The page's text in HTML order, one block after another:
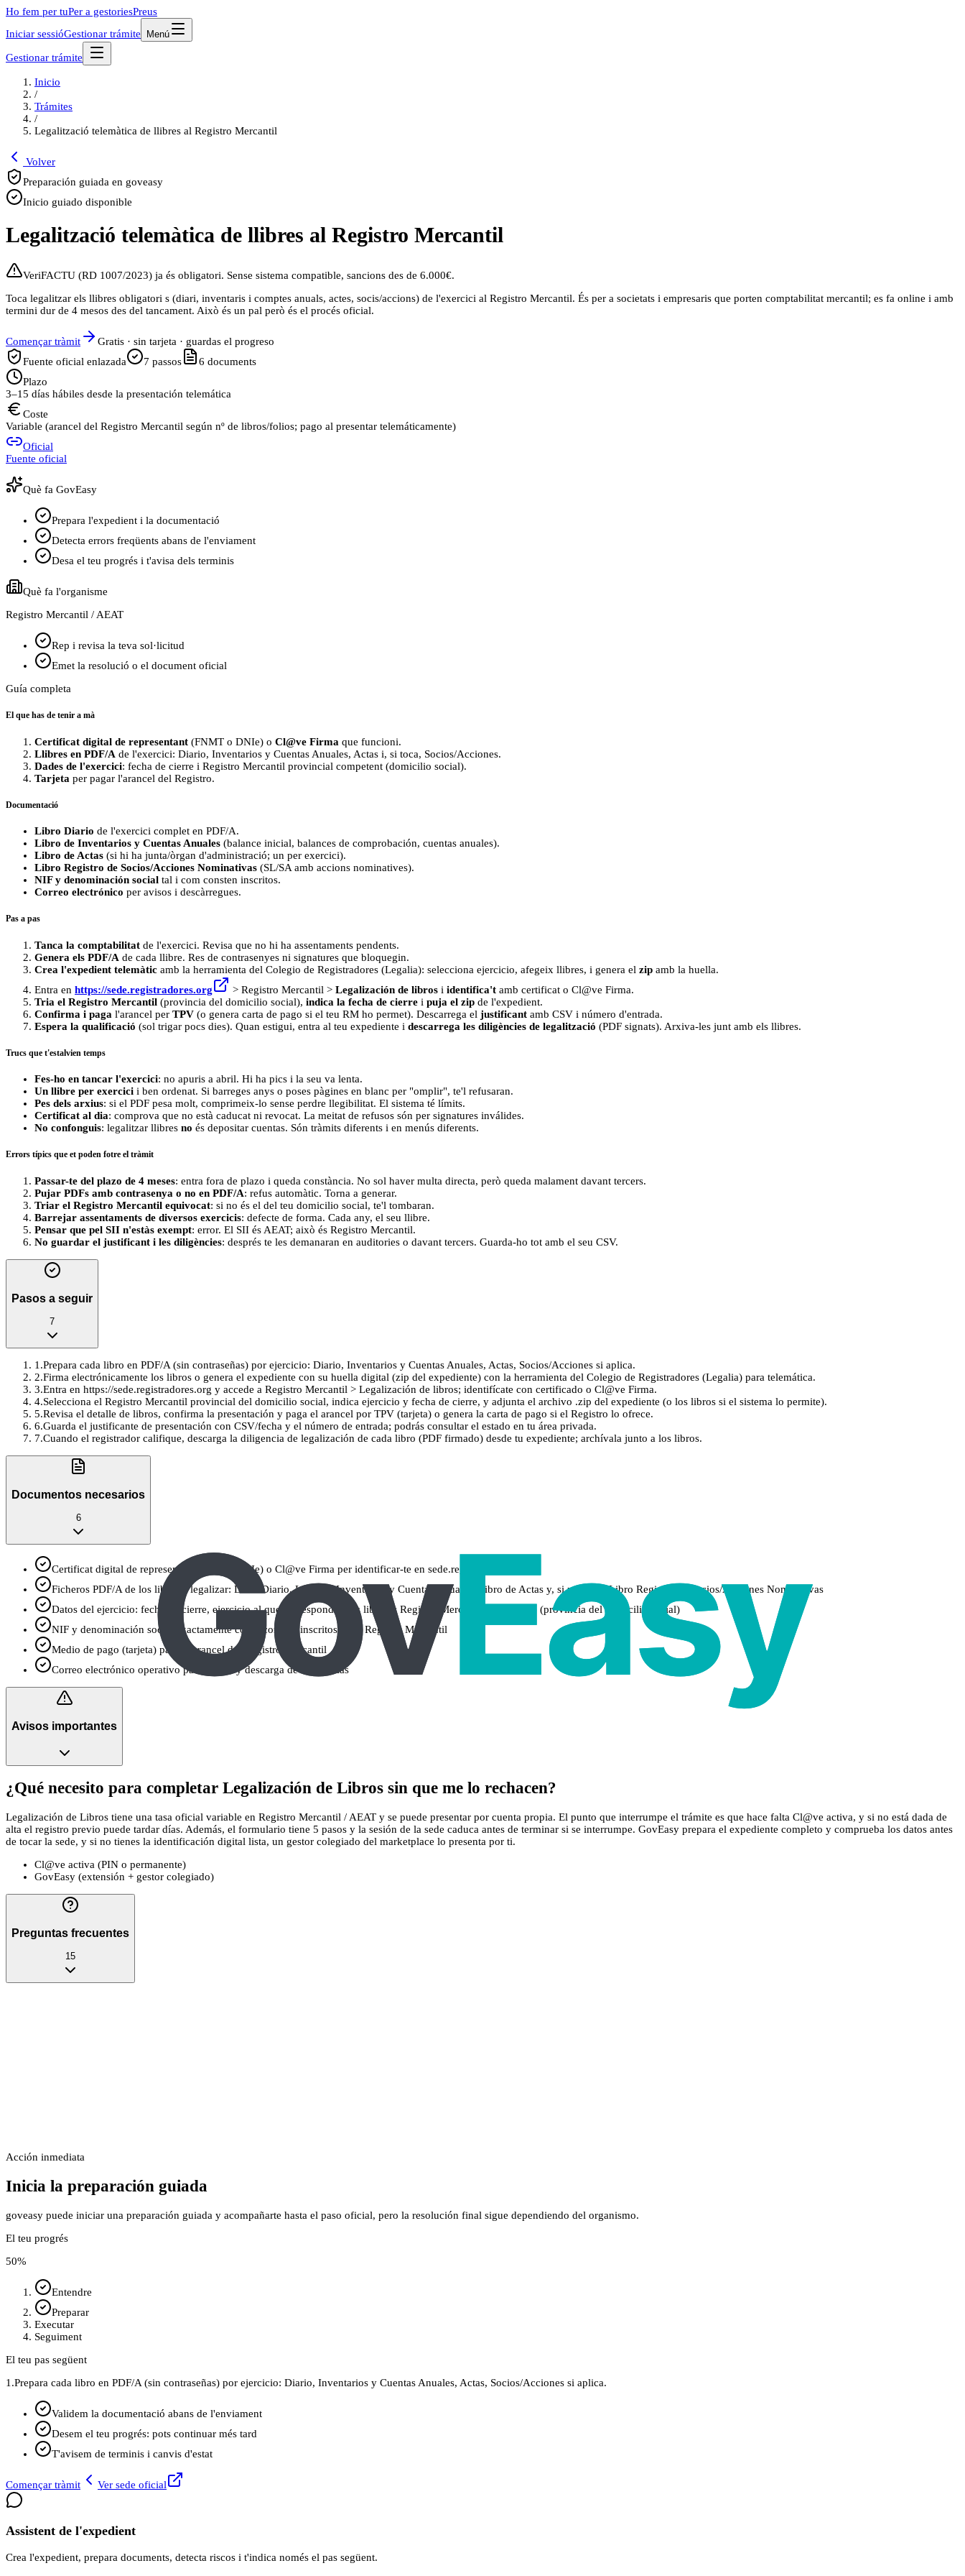
Ho fem per tuPer a gestoriesPreus
Iniciar sessióGestionar trámite Menú
Gestionar trámite
Inicio
/
Trámites
/
Legalització telemàtica de llibres al Registro Mercantil
Volver
Preparación guiada en goveasy
Inicio guiado disponible
Legalització telemàtica de llibres al Registro Mercantil
VeriFACTU (RD 1007/2023) ja és obligatori. Sense sistema compatible, sancions des de 6.000€.
Toca legalitzar els llibres obligatori s (diari, inventaris i comptes anuals, actes, socis/accions) de l'exercici al Registro Mercantil. És per a societats i empresaris que porten comptabilitat mercantil; es fa online i amb
termini dur de 4 mesos des del tancament. Això és un pal però és el procés oficial.
Començar tràmit
Gratis · sin tarjeta · guardas el progreso
Fuente oficial enlazada
7 passos 6 documents
Plazo
3–15 días hábiles desde la presentación telemática
Coste
Variable (arancel del Registro Mercantil según nº de libros/folios; pago al presentar telemáticamente)
Oficial
Fuente oficial
Què fa GovEasy
Prepara l'expedient i la documentació
Detecta errors freqüents abans de l'enviament
Desa el teu progrés i t'avisa dels terminis
Què fa l'organisme
Registro Mercantil / AEAT
Rep i revisa la teva sol·licitud
Emet la resolució o el document oficial
Guía completa
El que has de tenir a mà
Certificat digital de representant (FNMT o DNIe) o Cl@ve Firma que funcioni.
Llibres en PDF/A de l'exercici: Diario, Inventarios y Cuentas Anuales, Actas i, si toca, Socios/Acciones.
Dades de l'exercici: fecha de cierre i Registro Mercantil provincial competent (domicilio social).
Tarjeta per pagar l'arancel del Registro.
Documentació
Libro Diario de l'exercici complet en PDF/A.
Libro de Inventarios y Cuentas Anuales (balance inicial, balances de comprobación, cuentas anuales).
Libro de Actas (si hi ha junta/òrgan d'administració; un per exercici).
Libro Registro de Socios/Acciones Nominativas (SL/SA amb accions nominatives).
NIF y denominación social tal i com consten inscritos.
Correo electrónico per avisos i descàrregues.
Pas a pas
Tanca la comptabilitat de l'exercici. Revisa que no hi ha assentaments pendents.
Genera els PDF/A de cada llibre. Res de contrasenyes ni signatures que bloquegin.
Crea l'expedient telemàtic amb la herramienta del Colegio de Registradores (Legalia): selecciona ejercicio, afegeix llibres, i genera el zip amb la huella.
Entra en https://sede.registradores.org > Registro Mercantil > Legalización de libros i identifica't amb certificat o Cl@ve Firma.
Tria el Registro Mercantil (provincia del domicilio social), indica la fecha de cierre i puja el zip de l'expedient.
Confirma i paga l'arancel per TPV (o genera carta de pago si el teu RM ho permet). Descarrega el justificant amb CSV i número d'entrada.
Espera la qualificació (sol trigar pocs dies). Quan estigui, entra al teu expediente i descarrega les diligències de legalització (PDF signats). Arxiva-les junt amb els llibres.
Trucs que t'estalvien temps
Fes-ho en tancar l'exercici: no apuris a abril. Hi ha pics i la seu va lenta.
Un llibre per exercici i ben ordenat. Si barreges anys o poses pàgines en blanc per "omplir", te'l refusaran.
Pes dels arxius: si el PDF pesa molt, comprimeix-lo sense perdre llegibilitat. El sistema té límits.
Certificat al dia: comprova que no està caducat ni revocat. La meitat de refusos són per signatures inválides.
No confonguis: legalitzar llibres no és depositar cuentas. Són tràmits diferents i en menús diferents.
Errors típics que et poden fotre el tràmit
Passar-te del plazo de 4 meses: entra fora de plazo i queda constància. No sol haver multa directa, però queda malament davant tercers.
Pujar PDFs amb contrasenya o no en PDF/A: refus automàtic. Torna a generar.
Triar el Registro Mercantil equivocat: si no és el del teu domicilio social, te'l tombaran.
Barrejar assentaments de diversos exercicis: defecte de forma. Cada any, el seu llibre.
Pensar que pel SII n'estàs exempt: error. El SII és AEAT; això és Registro Mercantil.
No guardar el justificant i les diligències: després te les demanaran en auditories o davant tercers. Guarda-ho tot amb el seu CSV.
Pasos a seguir
7
1 .Prepara cada libro en PDF/A (sin contraseñas) por ejercicio: Diario, Inventarios y Cuentas Anuales, Actas, Socios/Acciones si aplica.
2.Firma electrónicamente los libros o genera el expediente con su huella digital (zip del expediente) con la herramienta del Colegio de Registradores (Legalia) para telemática.
3.Entra en https://sede.registradores.org y accede a Registro Mercantil > Legalización de libros; identifícate con certificado o Cl@ve Firma.
4.Selecciona el Registro Mercantil provincial del domicilio social, indica ejercicio y fecha de cierre, y adjunta el archivo .zip del expediente (o los libros si el sistema lo permite).
5.Revisa el detalle de libros, confirma la presentación y paga el arancel por TPV (tarjeta) o genera la carta de pago si el Registro lo ofrece.
6.Guarda el justificante de presentación con CSV/fecha y el número de entrada; podrás consultar el estado en tu área privada.
7.Cuando el registrador califique, descarga la diligencia de legalización de cada libro (PDF firmado) desde tu expediente; archívala junto a los libros.
Documentos necesarios
6
Certificat digital de representant (FNMT, DNIe) o Cl@ve Firma per identificar-te en sede.registradores.org
Ficheros PDF/A de los libros a legalizar: Libro Diario, Libro de Inventarios y Cuentas Anuales, Libro de Actas y, si procede, Libro Registro de Socios/Acciones Nominativas
Datos del ejercicio: fecha de cierre, ejercicio al que corresponden los libros y Registro Mercantil competente (provincia del domicilio social)
NIF y denominación social exactamente como constan inscritos en el Registro Mercantil
Medio de pago (tarjeta) para el arancel del Registro Mercantil
Correo electrónico operativo para avisos y descarga de diligencias
Avisos importantes
¿Qué necesito para completar Legalización de Libros sin que me lo rechacen?
Legalización de Libros tiene una tasa oficial variable en Registro Mercantil / AEAT y se puede presentar por cuenta propia. El punto que interrumpe el trámite es que hace falta Cl@ve activa, y si no está dada de
alta el registro previo puede tardar días. Además, el formulario tiene 5 pasos y la sesión de la sede caduca antes de terminar si se interrumpe. GovEasy prepara el expediente completo y comprueba los datos antes
de tocar la sede, y si no tienes la identificación digital lista, un gestor colegiado del marketplace lo presenta por ti.
Cl@ve activa (PIN o permanente)
GovEasy (extensión + gestor colegiado)
Preguntas frecuentes
15
Acción inmediata
Inicia la preparación guiada
goveasy puede iniciar una preparación guiada y acompañarte hasta el paso oficial, pero la resolución final sigue dependiendo del organismo.
El teu progrés
50%
Entendre
Preparar
Executar
Seguiment
El teu pas següent
1.Prepara cada libro en PDF/A (sin contraseñas) por ejercicio: Diario, Inventarios y Cuentas Anuales, Actas, Socios/Acciones si aplica.
Validem la documentació abans de l'enviament
Desem el teu progrés: pots continuar més tard
T'avisem de terminis i canvis d'estat
Començar tràmit Ver sede oficial
Assistent de l'expedient
Crea l'expedient, prepara documents, detecta riscos i t'indica només el pas següent.